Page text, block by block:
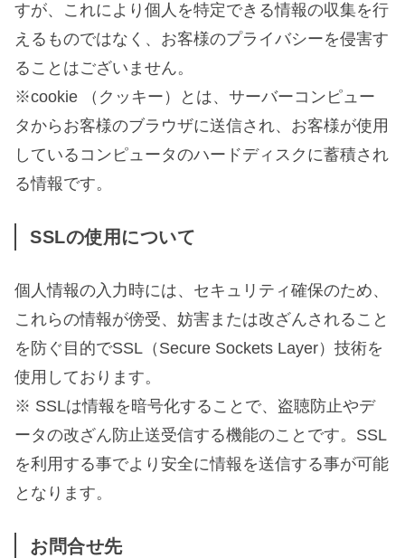
すが、これにより個人を特定できる情報の収集を行
えるものではなく、お客様のプライバシーを侵害す
ることはございません。
※cookie （クッキー）とは、サーバーコンピュー
タからお客様のブラウザに送信され、お客様が使用
しているコンピュータのハードディスクに蓄積され
る情報です。
SSLの使用について
個人情報の入力時には、セキュリティ確保のため、
これらの情報が傍受、妨害または改ざんされること
を防ぐ目的でSSL（Secure Sockets Layer）技術を
使用しております。
※ SSLは情報を暗号化することで、盗聴防止やデ
ータの改ざん防止送受信する機能のことです。SSL
を利用する事でより安全に情報を送信する事が可能
となります。
お問合せ先